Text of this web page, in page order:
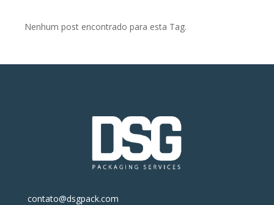
Nenhum post encontrado para esta Tag.
contato@dsgpack.com